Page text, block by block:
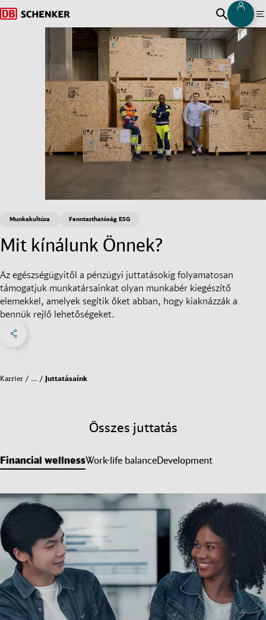
Vissza a főoldalra Keresés
Munkakultúra Fenntarthatóság ESG
Mit kínálunk Önnek?
Az egészségügyitől a pénzügyi juttatásokig folyamatosan
támogatjuk munkatársainkat olyan munkabér kiegészítő
elemekkel, amelyek segítik őket abban, hogy kiaknázzák a
bennük rejlő lehetőségeket.
Kapcsolatok
Karrier … Juttatásaink
Összes juttatás
Financial wellnessWork-life balanceDevelopment